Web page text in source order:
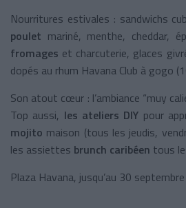
Nourritures estivales : sandwichs
poulet mariné, menthe, cheddar,
fromages et charcuterie, glaces
dopés au rhum Havana Club à gogo
Son atout cœur : l’ambiance “muy
Top aussi, les ateliers DIY pour
mojito maison (tous les jeudis,
les assiettes brunch caribéen tous
Plaza Havana, jusqu’au 30